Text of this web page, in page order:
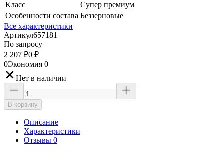
Класс
Супер премиум
Особенности состава Беззерновые
Все характеристики
Артикул657181
По запросу
2 207 ₽0 ₽
0Экономия 0
Нет в наличии
В корзину
Описание
Характеристики
Отзывы 0